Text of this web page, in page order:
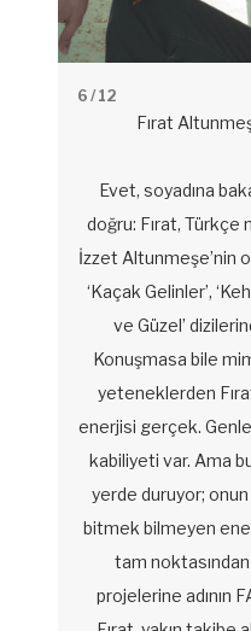
6 / 12
Fırat
Evet, soyadına
doğru: Fırat, Türkçe
İzzet Altunmeşe’nin
‘Kaçak Gelinler’,
ve Güzel’
Konuşmasa bile
yeteneklerden
enerjisi gerçek.
kabiliyeti var. Ama
yerde duruyor;
bitmek bilmeyen
tam
projelerine adının